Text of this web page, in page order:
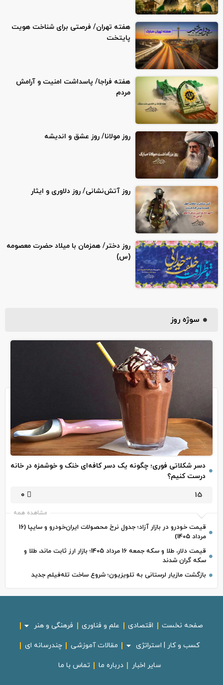
هفته تهران/ فرصتی برای شناخت هویت
پایتخت
هفته فراجا/ پاسداشت امنیت و آرامش
مردم
روز مولانا/ روز عشق و اندیشه
روز آتش‌نشانی/ روز دلاوری و ایثار
روز دختر/ همزمان با میلاد حضرت معصومه
(س)
سوژه روز
دسر شکلاتی فوری؛ چگونه یک دسر کافه‌ای خنک و خوشمزه در خانه
درست کنیم؟
15
0
مشاهده همه
قیمت خودرو در بازار آزاد؛ جدول نرخ محصولات ایران‌خودرو و سایپا (16
مرداد 1405)
قیمت دلار، طلا و سکه جمعه 16 مرداد 1405؛ بازار ارز ثابت ماند، طلا و
سکه گران شدند
بازگشت مازیار لرستانی به تلویزیون؛ شروع ساخت تله‌فیلم جدید
صفحه نخست اقتصادی علم و فناوری فرهنگی و هنر
کسب و کار | استراتژی مقالات آموزشی چندرسانه ای
سایر اخبار درباره ما تماس با ما